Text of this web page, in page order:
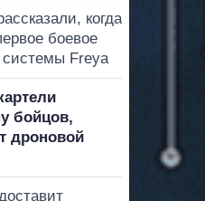
когда
боевое
Freya
бойцов,
дроновой